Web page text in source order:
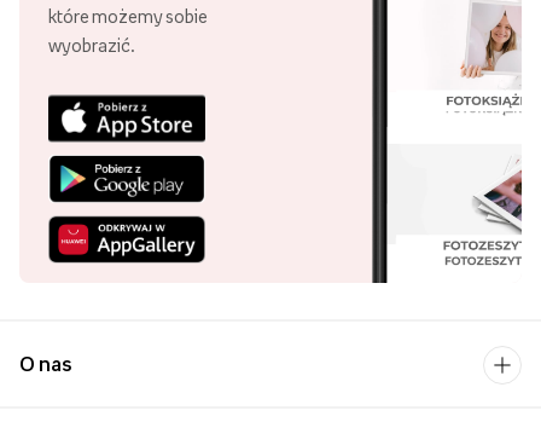
które możemy sobie
wyobrazić.
O nas